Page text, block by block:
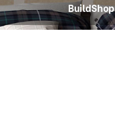
BuildShop